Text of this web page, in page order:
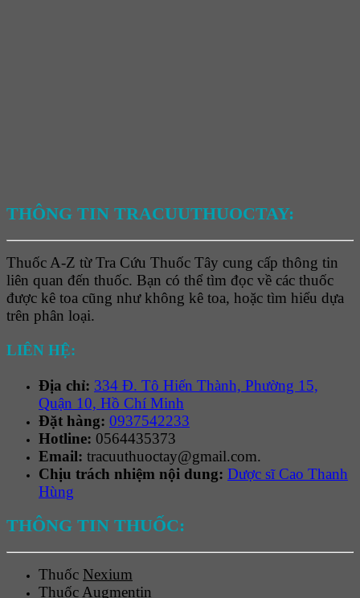
THÔNG TIN TRACUUTHUOCTAY:
Thuốc A-Z từ Tra Cứu Thuốc Tây cung cấp thông tin
liên quan đến thuốc. Bạn có thể tìm đọc về các thuốc
được kê toa cũng như không kê toa, hoặc tìm hiểu dựa
trên phân loại.
LIÊN HỆ:
Địa chỉ: 334 Đ. Tô Hiến Thành, Phường 15,
Quận 10, Hồ Chí Minh
Đặt hàng: 0937542233
Hotline: 0564435373
Email: tracuuthuoctay@gmail.com.
Chịu trách nhiệm nội dung: Dược sĩ Cao Thanh
Hùng
THÔNG TIN THUỐC:
Thuốc Nexium
Thuốc Augmentin